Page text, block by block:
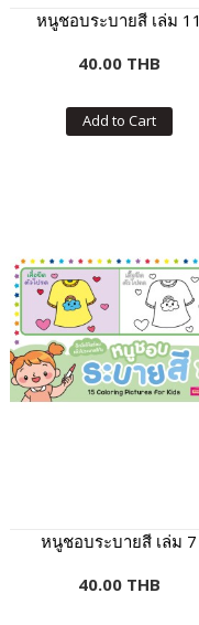
หนูชอบระบายสี เล่ม 11
40.00 THB
Add to Cart
หนูชอบระบายสี เล่ม 7
40.00 THB